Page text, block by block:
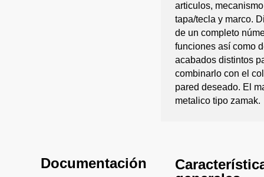
articulos,
tapa/tecla y marco.
de un completo
funciones así como
acabados distintos
combinarlo con el
pared deseado. El
metalico tipo zamak.
Documentación